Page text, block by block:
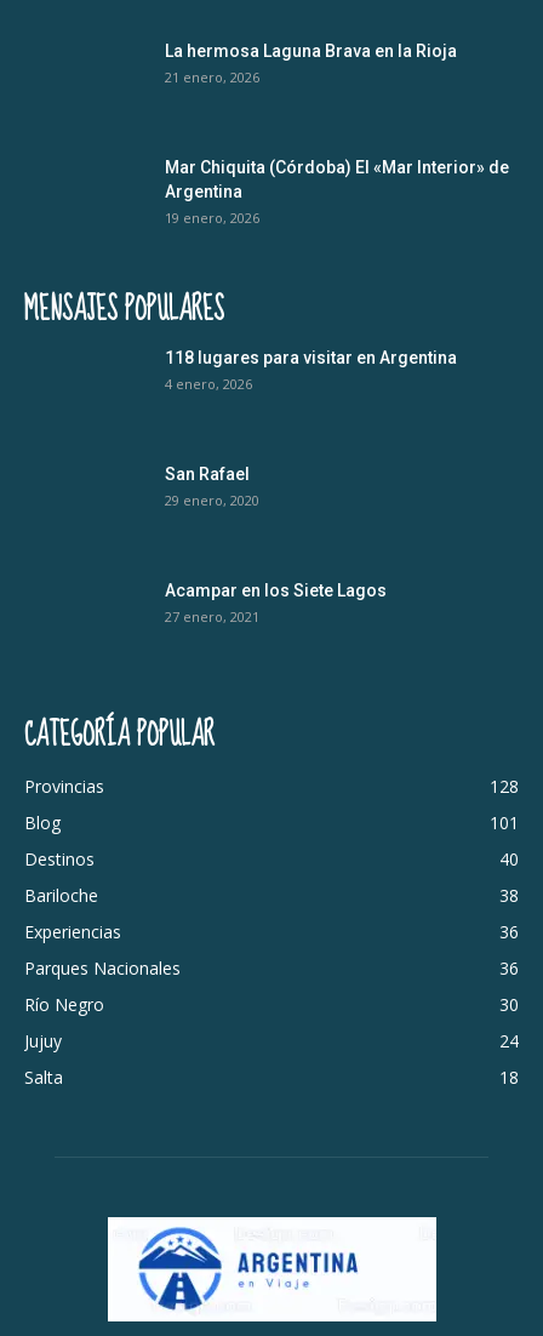
La hermosa Laguna Brava en la Rioja
21 enero, 2026
Mar Chiquita (Córdoba) El «Mar Interior» de
Argentina
19 enero, 2026
MENSAJES POPULARES
118 lugares para visitar en Argentina
4 enero, 2026
San Rafael
29 enero, 2020
Acampar en los Siete Lagos
27 enero, 2021
CATEGORÍA POPULAR
Provincias
128
Blog
101
Destinos
40
Bariloche
38
Experiencias
36
Parques Nacionales
36
Río Negro
30
Jujuy
24
Salta
18